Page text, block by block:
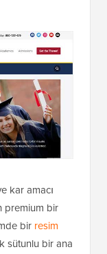
kar amacı
premium bir
bir resim
sütunlu bir ana